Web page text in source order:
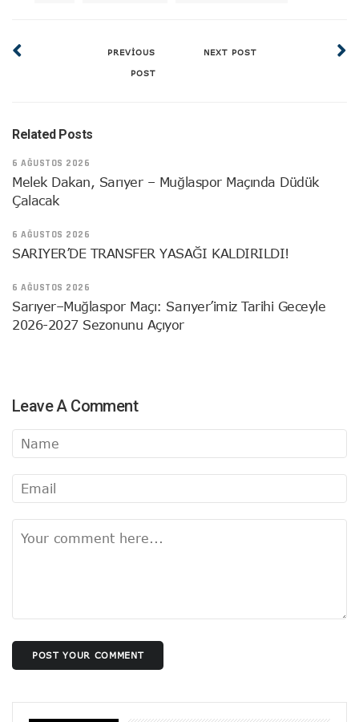
PREVIOUS
POST
NEXT POST
Related Posts
6 AĞUSTOS 2026
Melek Dakan, Sarıyer – Muğlaspor Maçında Düdük
Çalacak
6 AĞUSTOS 2026
SARIYER’DE TRANSFER YASAĞI KALDIRILDI!
6 AĞUSTOS 2026
Sarıyer–Muğlaspor Maçı: Sarıyer’imiz Tarihi Geceyle
2026-2027 Sezonunu Açıyor
Leave A Comment
POST YOUR COMMENT